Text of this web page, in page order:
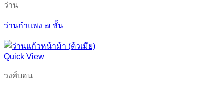
ว่าน
ว่านกำแพง ๗ ชั้น
Quick View
วงศ์บอน